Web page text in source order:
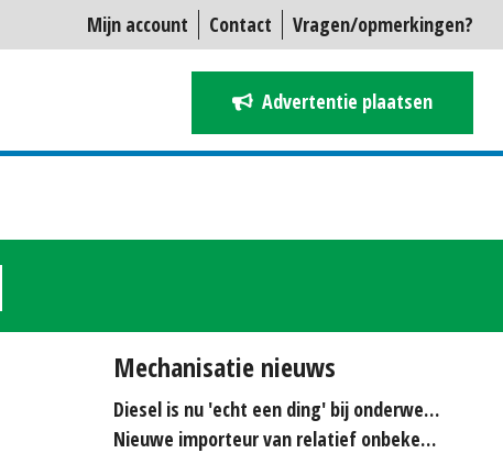
Mijn account Contact Vragen/opmerkingen?
Advertentie plaatsen
Mechanisatie nieuws
Diesel is nu 'echt een ding' bij onderwerken
Nieuwe importeur van relatief onbekende merken...